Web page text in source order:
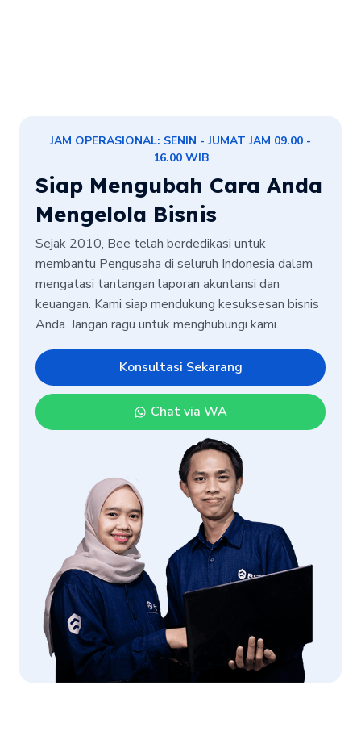
JAM OPERASIONAL: SENIN - JUMAT JAM 09.00 -
16.00 WIB
Siap Mengubah Cara Anda
Mengelola Bisnis
Sejak 2010, Bee telah berdedikasi untuk
membantu Pengusaha di seluruh Indonesia dalam
mengatasi tantangan laporan akuntansi dan
keuangan. Kami siap mendukung kesuksesan bisnis
Anda. Jangan ragu untuk menghubungi kami.
Konsultasi Sekarang
Chat via WA